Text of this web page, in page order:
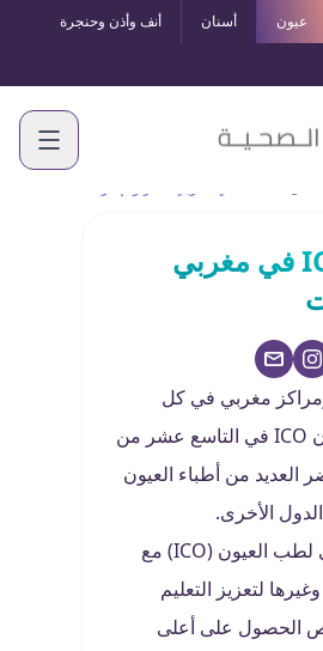
عيون أسنان أنف وأذن وحنجرة
امتحان الــ ICO في مغربي
مغربي في كل
من دبي ومصر امتحان ICO في التاسع عشر من
حضر العديد من أطباء العيون
الأخرى.
يعمل المجلس الدولي لطب العيون (ICO) مع
لتعزيز التعليم
الحصول على أعلى